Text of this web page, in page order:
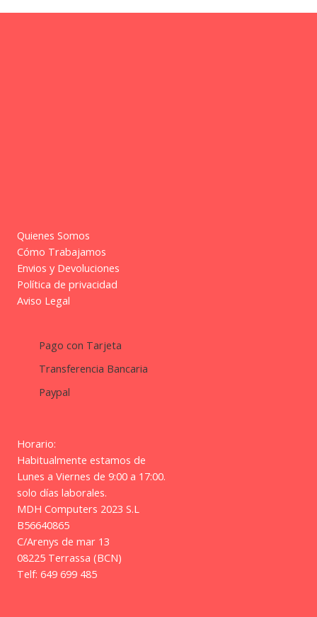
Quienes Somos
Cómo Trabajamos
Envios y Devoluciones
Política de privacidad
Aviso Legal
Pago con Tarjeta
Transferencia Bancaria
Paypal
Horario:
Habitualmente estamos de
Lunes a Viernes de 9:00 a 17:00.
solo días laborales.
MDH Computers 2023 S.L
B56640865
C/Arenys de mar 13
08225 Terrassa (BCN)
Telf: 649 699 485